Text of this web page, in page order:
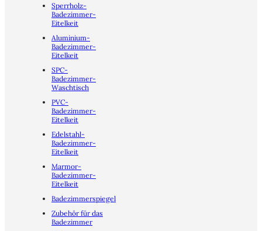
Sperrholz-
Badezimmer-
Eitelkeit
Aluminium-
Badezimmer-
Eitelkeit
SPC-
Badezimmer-
Waschtisch
PVC-
Badezimmer-
Eitelkeit
Edelstahl-
Badezimmer-
Eitelkeit
Marmor-
Badezimmer-
Eitelkeit
Badezimmerspiegel
Zubehör für das
Badezimmer